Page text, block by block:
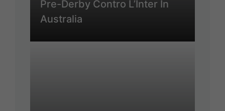
Pre-Derby Contro L’Inter In
Australia